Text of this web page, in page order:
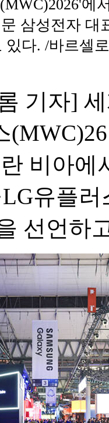
에
삼성전자 대
있다. /바르셀
기자]
비아에
유플
선언하